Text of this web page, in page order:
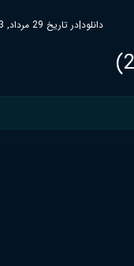
در تاریخ 29 مرداد, 1403|دانلود